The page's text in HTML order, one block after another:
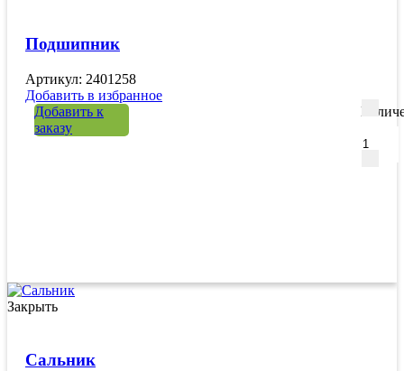
Подшипник
Артикул: 2401258
Добавить в избранное
Добавить к
заказу
Закрыть
Сальник